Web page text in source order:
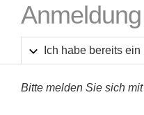
Anmeldung
Ich habe bereits ein
Bitte melden Sie sich